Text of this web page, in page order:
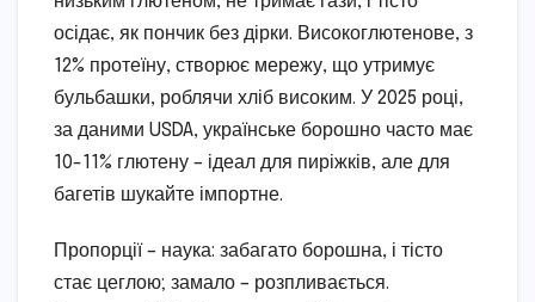
осідає, як пончик без дірки. Високоглютенове, з
12% протеїну, створює мережу, що утримує
бульбашки, роблячи хліб високим. У 2025 році,
за даними USDA, українське борошно часто має
10-11% глютену – ідеал для пиріжків, але для
багетів шукайте імпортне.
Пропорції – наука: забагато борошна, і тісто
стає цеглою; замало – розпливається.